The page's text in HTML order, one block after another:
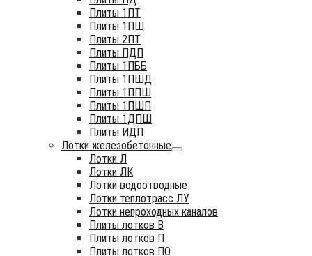
Плиты 1ПТ
Плиты 1ПШ
Плиты 2ПТ
Плиты ПДП
Плиты 1ПББ
Плиты 1ПШД
Плиты 1ППШ
Плиты 1ПШП
Плиты 1ДПШ
Плиты ИДП
Лотки железобетонные
Лотки Л
Лотки ЛК
Лотки водоотводные
Лотки теплотрасс ЛУ
Лотки непроходных каналов
Плиты лотков В
Плиты лотков П
Плиты лотков ПО